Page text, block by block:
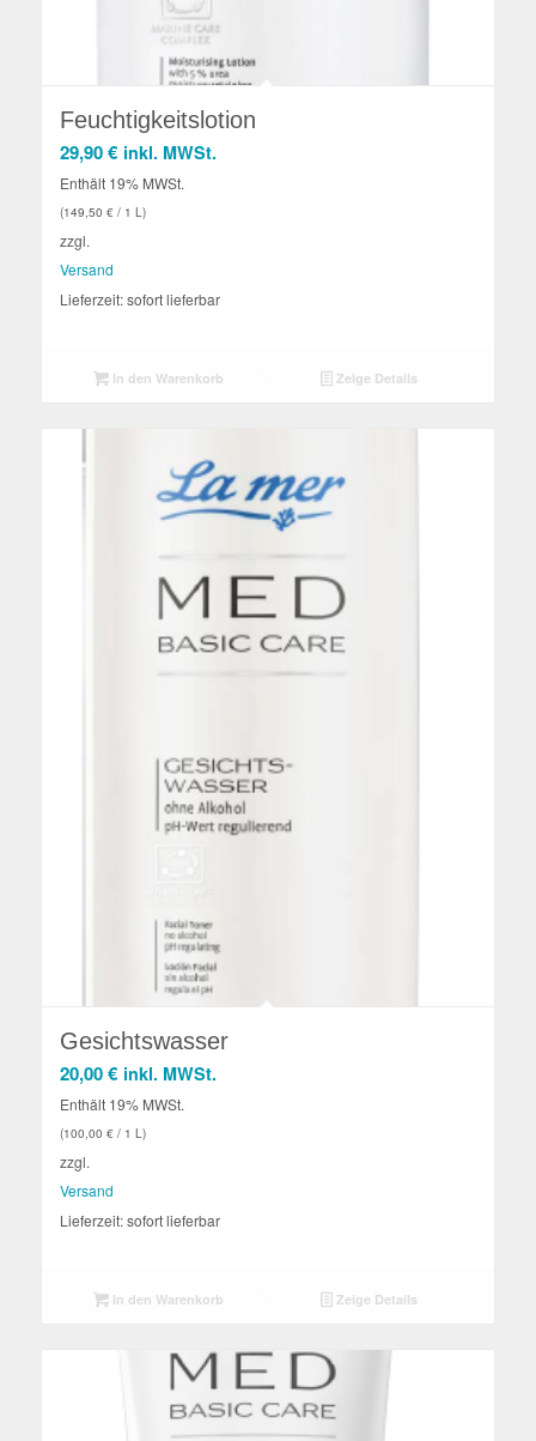
Feuchtigkeitslotion
29,90€ inkl. MWSt.
Enthält 19% MWSt.
(149,50 €/ 1 L)
zzgl.
Versand
Lieferzeit: sofort lieferbar
In den Warenkorb Zeige Details
Gesichtswasser
20,00€ inkl. MWSt.
Enthält 19% MWSt.
(100,00 €/ 1 L)
zzgl.
Versand
Lieferzeit: sofort lieferbar
In den Warenkorb Zeige Details